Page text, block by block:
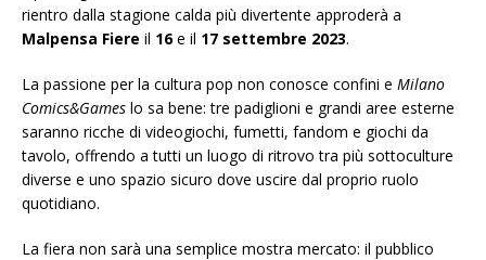
rientro dalla stagione calda più divertente approderà a
Malpensa Fiere il 16e il 17 settembre 2023.
La passione per la cultura pop non conosce confini e Milano
Comics&Games lo sa bene: tre padiglioni e grandi aree esterne
saranno ricche di videogiochi, fumetti, fandom e giochi da
tavolo, offrendo a tutti un luogo di ritrovo tra più sottoculture
diverse e uno spazio sicuro dove uscire dal proprio ruolo
quotidiano.
La fiera non sarà una semplice mostra mercato: il pubblico